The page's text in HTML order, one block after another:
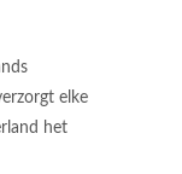
elke
het